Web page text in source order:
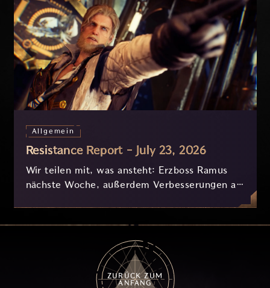
Allgemein
Resistance Report - July 23, 2026
Wir teilen mit, was ansteht: Erzboss Ramus
nächste Woche, außerdem Verbesserungen an
sind.
ZURÜCK ZUM
ANFANG